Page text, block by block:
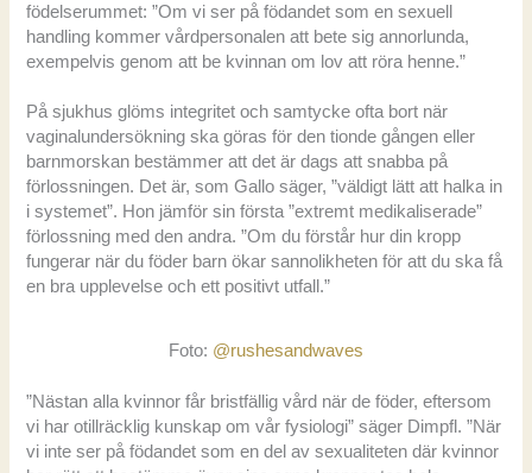
födelserummet: ”Om vi ser på födandet som en sexuell
handling kommer vårdpersonalen att bete sig annorlunda,
exempelvis genom att be kvinnan om lov att röra henne.”
På sjukhus glöms integritet och samtycke ofta bort när
vaginalundersökning ska göras för den tionde gången eller
barnmorskan bestämmer att det är dags att snabba på
förlossningen. Det är, som Gallo säger, ”väldigt lätt att halka in
i systemet”. Hon jämför sin första ”extremt medikaliserade”
förlossning med den andra. ”Om du förstår hur din kropp
fungerar när du föder barn ökar sannolikheten för att du ska få
en bra upplevelse och ett positivt utfall.”
Foto: @rushesandwaves
”Nästan alla kvinnor får bristfällig vård när de föder, eftersom
vi har otillräcklig kunskap om vår fysiologi” säger Dimpfl. ”När
vi inte ser på födandet som en del av sexualiteten där kvinnor